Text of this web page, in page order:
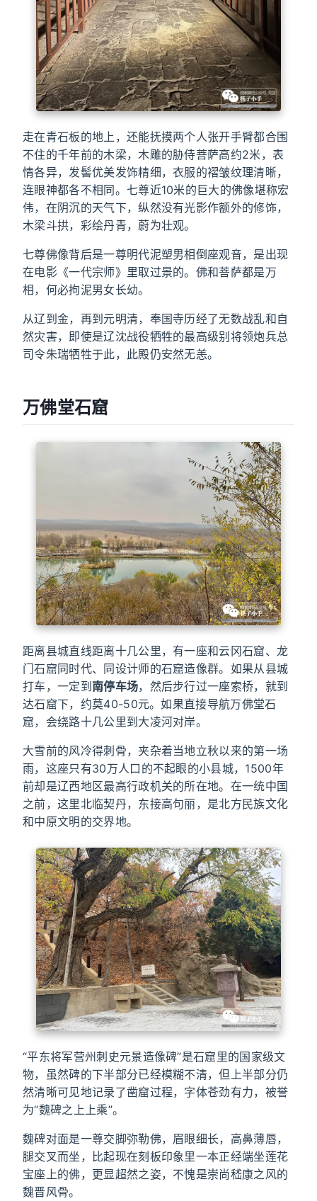
走在青石板的地上，还能抚摸两个人张开手臂都合围
不住的千年前的木梁，木雕的胁侍菩萨高约2米，表
情各异，发髻优美发饰精细，衣服的褶皱纹理清晰，
连眼神都各不相同。七尊近10米的巨大的佛像堪称宏
伟，在阴沉的天气下，纵然没有光影作额外的修饰，
木梁斗拱，彩绘丹青，蔚为壮观。
七尊佛像背后是一尊明代泥塑男相倒座观音，是出现
在电影《一代宗师》里取过景的。佛和菩萨都是万
相，何必拘泥男女长幼。
从辽到金，再到元明清，奉国寺历经了无数战乱和自
然灾害，即使是辽沈战役牺牲的最高级别将领炮兵总
司令朱瑞牺牲于此，此殿仍安然无恙。
万佛堂石窟
距离县城直线距离十几公里，有一座和云冈石窟、龙
门石窟同时代、同设计师的石窟造像群。如果从县城
打车，一定到南停车场，然后步行过一座索桥，就到
达石窟下，约莫40-50元。如果直接导航万佛堂石
窟，会绕路十几公里到大凌河对岸。
大雪前的风冷得刺骨，夹杂着当地立秋以来的第一场
雨，这座只有30万人口的不起眼的小县城，1500年
前却是辽西地区最高行政机关的所在地。在一统中国
之前，这里北临契丹，东接高句丽，是北方民族文化
和中原文明的交界地。
“平东将军营州刺史元景造像碑”是石窟里的国家级文
物，虽然碑的下半部分已经模糊不清，但上半部分仍
然清晰可见地记录了凿窟过程，字体苍劲有力，被誉
为“魏碑之上上乘”。
魏碑对面是一尊交脚弥勒佛，眉眼细长，高鼻薄唇，
腿交叉而坐，比起现在刻板印象里一本正经端坐莲花
宝座上的佛，更显超然之姿，不愧是崇尚嵇康之风的
魏晋风骨。